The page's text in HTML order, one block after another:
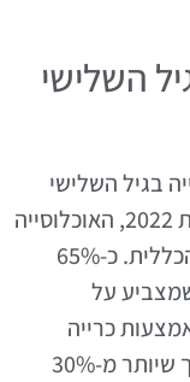
השלישי
בגיל השלישי
בישראל נמצא במגמת עלייה. נכון לשנת 2022, האוכלוסייה
המבוגרת מהווה כ-12% מהאוכלוסייה הכללית. כ-65%
על
כרייה
אורבנית. ישנם נתונים המצביעים על כך שיותר מ-30%